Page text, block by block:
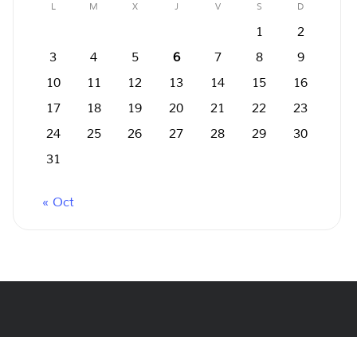
L M X J V S D
1
2
3
4 5 6 7 8
9
10
11 12 13 14 15
16
17
18 19 20 21 22
23
24
25 26 27 28 29
30
31
« Oct